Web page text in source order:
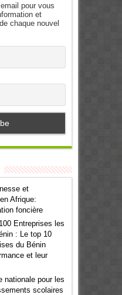
pour vous
et
chaque nouvel
et
Afrique:
foncière
Entreprises les
: Le top 10
du Bénin
et leur
nationale pour les
scolaires